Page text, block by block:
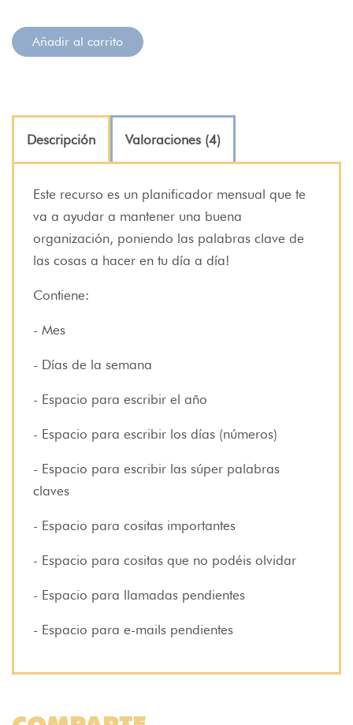
Añadir al carrito
Descripción Valoraciones (4)
Este recurso es un planificador mensual que te
va a ayudar a mantener una buena
organización, poniendo las palabras clave de
las cosas a hacer en tu día a día!
Contiene:
- Mes
- Días de la semana
- Espacio para escribir el año
- Espacio para escribir los días (números)
- Espacio para escribir las súper palabras
claves
- Espacio para cositas importantes
- Espacio para cositas que no podéis olvidar
- Espacio para llamadas pendientes
- Espacio para e-mails pendientes